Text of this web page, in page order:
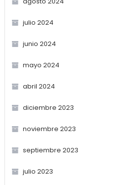
julio 2024
junio 2024
mayo 2024
abril 2024
diciembre 2023
noviembre 2023
septiembre 2023
julio 2023